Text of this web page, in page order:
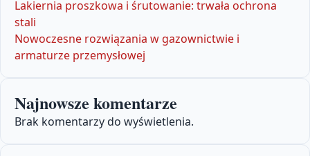
Lakiernia proszkowa i śrutowanie: trwała ochrona
stali
Nowoczesne rozwiązania w gazownictwie i
armaturze przemysłowej
Najnowsze komentarze
Brak komentarzy do wyświetlenia.